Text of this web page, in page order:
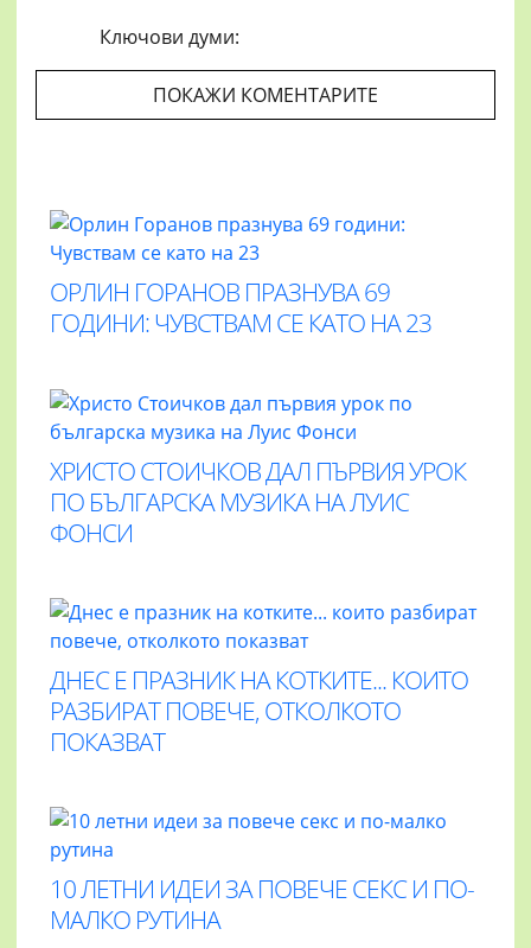
Ключови думи:
ПОКАЖИ КОМЕНТАРИТЕ
ОРЛИН ГОРАНОВ ПРАЗНУВА 69
ГОДИНИ: ЧУВСТВАМ СЕ КАТО НА 23
ХРИСТО СТОИЧКОВ ДАЛ ПЪРВИЯ УРОК
ПО БЪЛГАРСКА МУЗИКА НА ЛУИС
ФОНСИ
ДНЕС Е ПРАЗНИК НА КОТКИТЕ... КОИТО
РАЗБИРАТ ПОВЕЧЕ, ОТКОЛКОТО
ПОКАЗВАТ
10 ЛЕТНИ ИДЕИ ЗА ПОВЕЧЕ СЕКС И ПО-
МАЛКО РУТИНА